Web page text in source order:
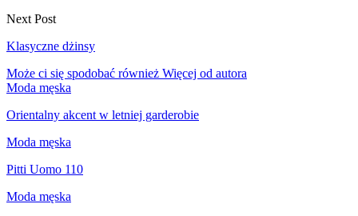
Next Post
Klasyczne dżinsy
Może ci się spodobać również Więcej od autora
Moda męska
Orientalny akcent w letniej garderobie
Moda męska
Pitti Uomo 110
Moda męska